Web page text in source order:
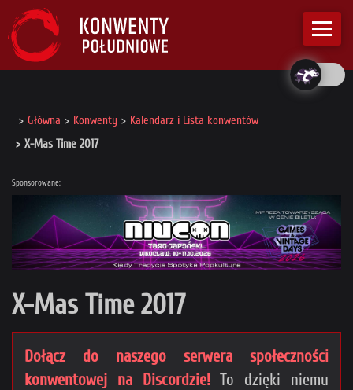
Główna Konwenty
Kalendarz i Lista konwentów
X-Mas Time 2017
Sponsorowane:
X-Mas Time 2017
Dołącz do naszego serwera społeczności
konwentowej na Discordzie!To dzięki niemu